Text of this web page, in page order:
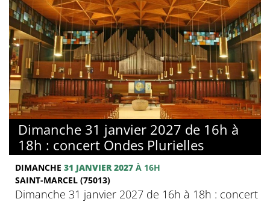
Dimanche 31 janvier 2027 de 16h à
18h : concert Ondes Plurielles
DIMANCHE 31 JANVIER 2027 À 16H
SAINT-MARCEL (75013)
Dimanche 31 janvier 2027 de 16h à 18h : concert